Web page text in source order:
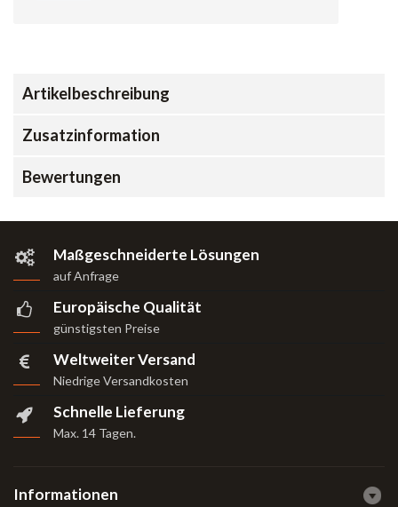
Artikelbeschreibung
Zusatzinformation
Bewertungen
Maßgeschneiderte Lösungen
auf Anfrage
Europäische Qualität
günstigsten Preise
Weltweiter Versand
Niedrige Versandkosten
Schnelle Lieferung
Max. 14 Tagen.
Informationen